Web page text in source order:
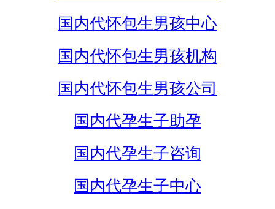
国内代怀包生男孩中心
国内代怀包生男孩机构
国内代怀包生男孩公司
国内代孕生子助孕
国内代孕生子咨询
国内代孕生子中心